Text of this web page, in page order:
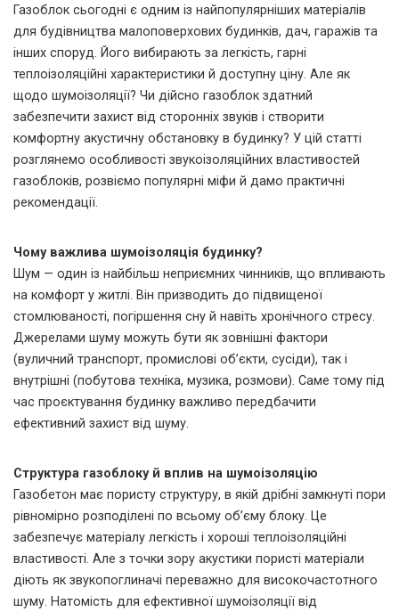
Газоблок сьогодні є одним із найпопулярніших матеріалів
для будівництва малоповерхових будинків, дач, гаражів та
інших споруд. Його вибирають за легкість, гарні
теплоізоляційні характеристики й доступну ціну. Але як
щодо шумоізоляції? Чи дійсно газоблок здатний
забезпечити захист від сторонніх звуків і створити
комфортну акустичну обстановку в будинку? У цій статті
розглянемо особливості звукоізоляційних властивостей
газоблоків, розвіємо популярні міфи й дамо практичні
рекомендації.
Чому важлива шумоізоляція будинку?
Шум — один із найбільш неприємних чинників, що впливають
на комфорт у житлі. Він призводить до підвищеної
стомлюваності, погіршення сну й навіть хронічного стресу.
Джерелами шуму можуть бути як зовнішні фактори
(вуличний транспорт, промислові об’єкти, сусіди), так і
внутрішні (побутова техніка, музика, розмови). Саме тому під
час проєктування будинку важливо передбачити
ефективний захист від шуму.
Структура газоблоку й вплив на шумоізоляцію
Газобетон має пористу структуру, в якій дрібні замкнуті пори
рівномірно розподілені по всьому об’єму блоку. Це
забезпечує матеріалу легкість і хороші теплоізоляційні
властивості. Але з точки зору акустики пористі матеріали
діють як звукопоглиначі переважно для високочастотного
шуму. Натомість для ефективної шумоізоляції від